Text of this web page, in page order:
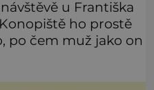
u Františka
ho prostě
po čem muž jako on